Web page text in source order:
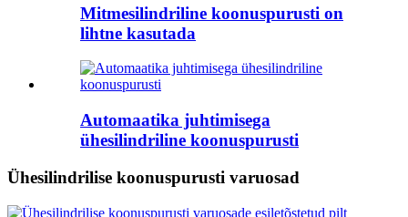
Mitmesilindriline koonuspurusti on
lihtne kasutada
Automaatika juhtimisega
ühesilindriline koonuspurusti
Ühesilindrilise koonuspurusti varuosad